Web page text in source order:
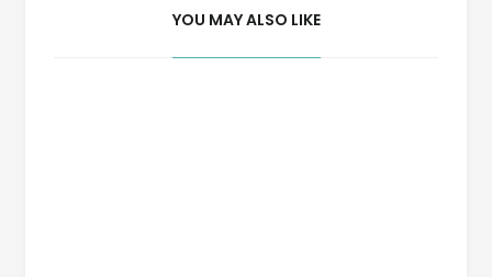
YOU MAY ALSO LIKE